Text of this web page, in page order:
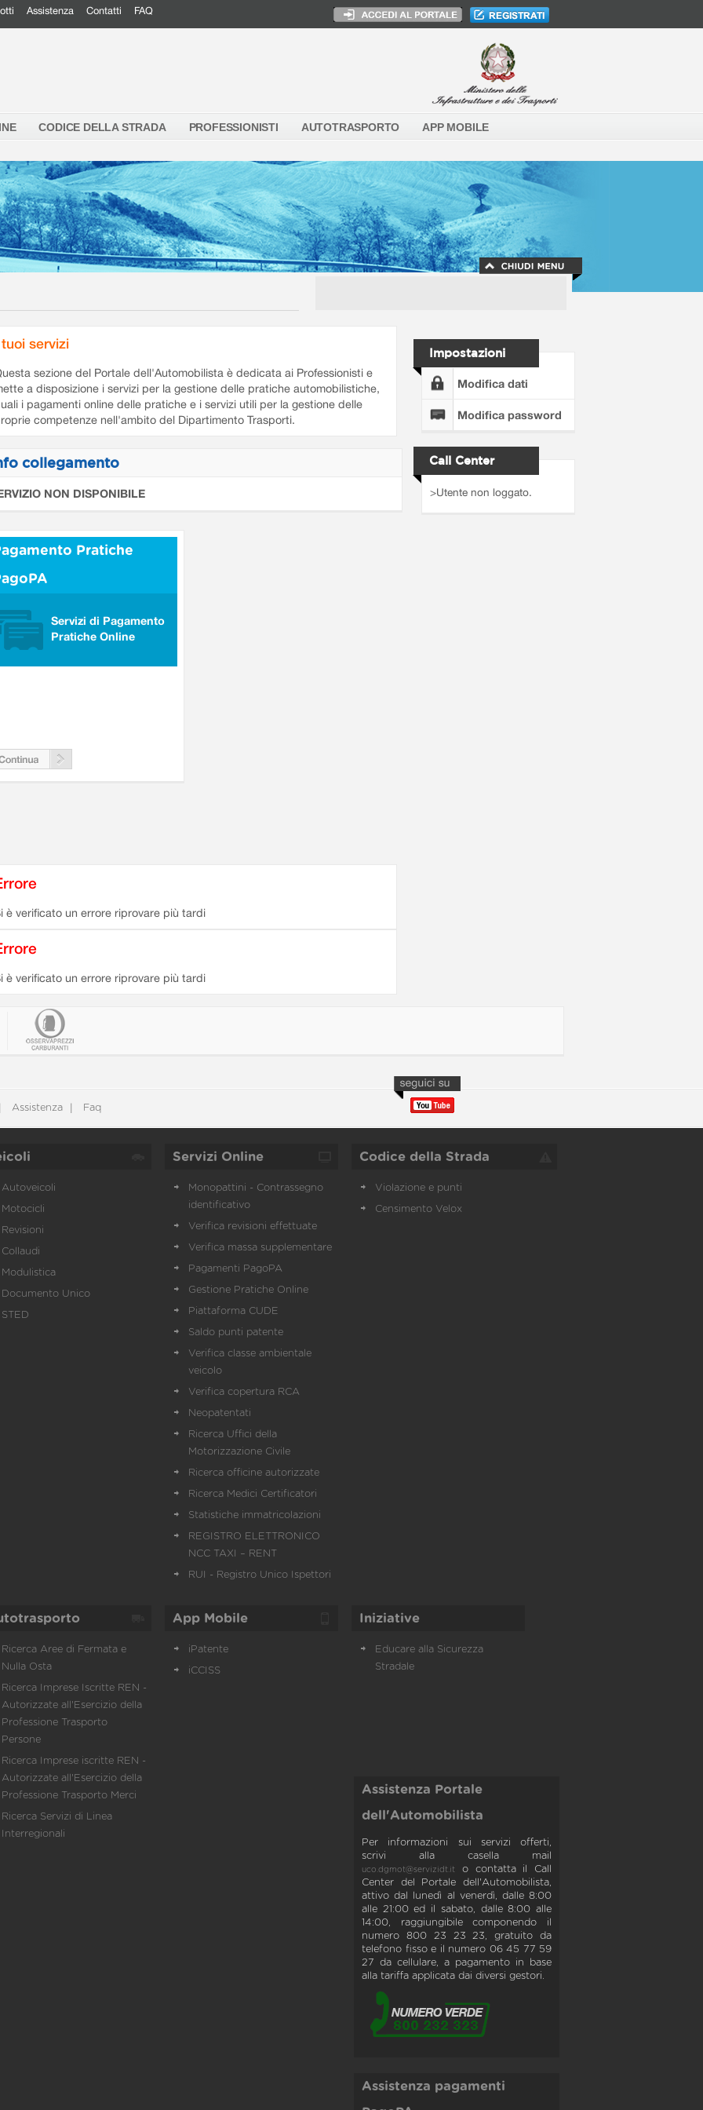
Assistenza Contatti FAQ
CODICE DELLA STRADA PROFESSIONISTI AUTOTRASPORTO APP MOBILE
servizi
sezione del Portale dell'Automobilista è dedicata ai Professionisti e
a disposizione i servizi per la gestione delle pratiche automobilistiche,
i pagamenti online delle pratiche e i servizi utili per la gestione delle
competenze nell'ambito del Dipartimento Trasporti.
collegamento
NON DISPONIBILE
Pratiche
Servizi di Pagamento
Pratiche Online
è verificato un errore riprovare più tardi
è verificato un errore riprovare più tardi
Impostazioni
Modifica dati
Modifica password
Call Center
>Utente non loggato.
Assistenza Faq
Autoveicoli
Motocicli
Revisioni
Collaudi
Modulistica
Documento Unico
STED
Servizi Online
Monopattini - Contrassegno
identificativo
Verifica revisioni effettuate
Verifica massa supplementare
Pagamenti PagoPA
Gestione Pratiche Online
Piattaforma CUDE
Saldo punti patente
Verifica classe ambientale
veicolo
Verifica copertura RCA
Neopatentati
Ricerca Uffici della
Motorizzazione Civile
Ricerca officine autorizzate
Ricerca Medici Certificatori
Statistiche immatricolazioni
REGISTRO ELETTRONICO
NCC TAXI – RENT
RUI - Registro Unico Ispettori
Codice della Strada
Violazione e punti
Censimento Velox
Ricerca Aree di Fermata e
Nulla Osta
Ricerca Imprese Iscritte REN -
Autorizzate all'Esercizio della
Professione Trasporto
Persone
Ricerca Imprese iscritte REN -
Autorizzate all'Esercizio della
Professione Trasporto Merci
Ricerca Servizi di Linea
Interregionali
App Mobile
iPatente
iCCISS
Iniziative
Educare alla Sicurezza
Stradale
Assistenza Portale
dell'Automobilista
Per informazioni sui servizi offerti,
scrivi alla casella mail
uco.dgmot@servizidt.it
o contatta il Call
Center del Portale dell'Automobilista,
attivo dal lunedì al venerdì, dalle 8:00
alle 21:00 ed il sabato, dalle 8:00 alle
14:00, raggiungibile componendo il
numero 800 23 23 23, gratuito da
telefono fisso e il numero 06 45 77 59
27 da cellulare, a pagamento in base
alla tariffa applicata dai diversi gestori.
Assistenza pagamenti